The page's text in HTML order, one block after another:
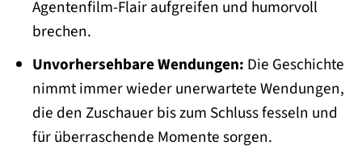
Agentenfilm-Flair aufgreifen und humorvoll
brechen.
Unvorhersehbare Wendungen: Die Geschichte
nimmt immer wieder unerwartete Wendungen,
die den Zuschauer bis zum Schluss fesseln und
für überraschende Momente sorgen.